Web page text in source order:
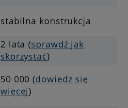
stabilna konstrukcja
2 lata (sprawdź jak
skorzystać)
50 000 (dowiedz się
więcej)